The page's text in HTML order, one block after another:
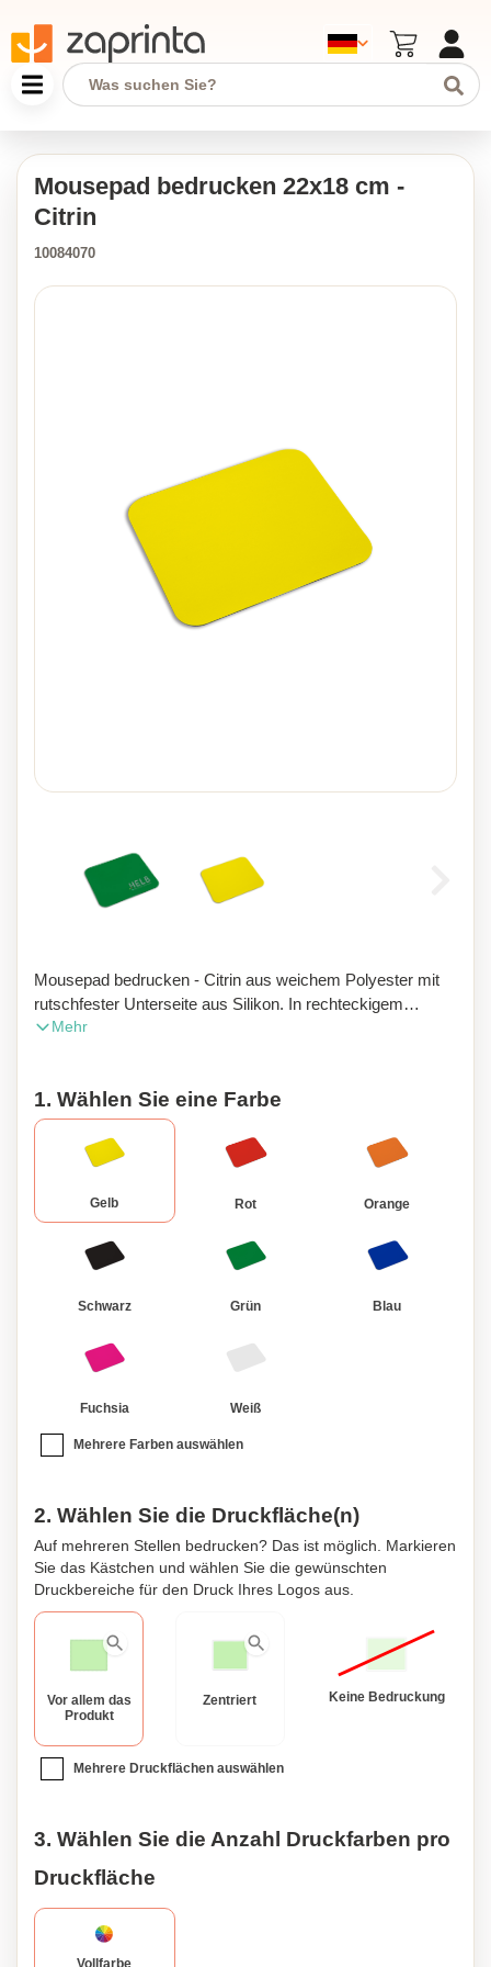
Mousepad bedrucken 22x18 cm -
Citrin
10084070
Mousepad bedrucken - Citrin aus weichem Polyester mit
rutschfester Unterseite aus Silikon. In rechteckigem
Format. In verschiedenen Farben erhältlich. Maße: 22x18
Mehr
1. Wählen Sie eine Farbe
Gelb Rot Orange
Schwarz Grün Blau
Fuchsia Weiß
Mehrere Farben auswählen
2. Wählen Sie die Druckfläche(n)
Auf mehreren Stellen bedrucken? Das ist möglich. Markieren
Sie das Kästchen und wählen Sie die gewünschten
Druckbereiche für den Druck Ihres Logos aus.
Vor allem das
Produkt
Zentriert Keine Bedruckung
Mehrere Druckflächen auswählen
3. Wählen Sie die Anzahl Druckfarben pro
Druckfläche
Vollfarbe